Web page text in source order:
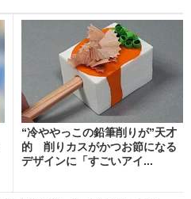
“冷ややっこの鉛筆削りが”天才
的 削りカスがかつお節になる
デザインに「すごいアイ...